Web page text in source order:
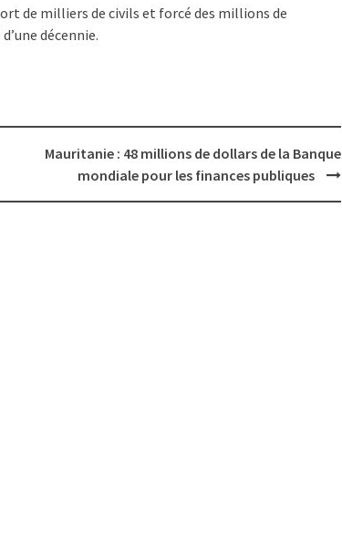
de milliers de civils et forcé des millions de
décennie.
Mauritanie : 48 millions de dollars de la Banque
mondiale pour les finances publiques